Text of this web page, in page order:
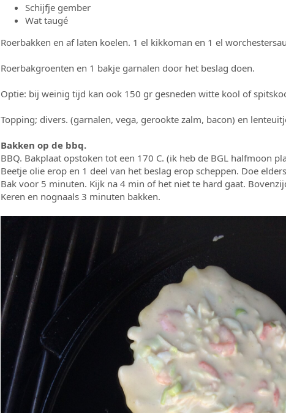
Schijfje gember
Wat taugé
Roerbakken en af laten koelen. 1 el kikkoman en 1 el
Roerbakgroenten en 1 bakje garnalen door het beslag doen.
Optie: bij weinig tijd kan ook 150 gr gesneden witte kool of
Topping; divers. (garnalen, vega, gerookte zalm, bacon) en
Bakken op de bbq.
BBQ. Bakplaat opstoken tot een 170 C. (ik heb de BGL halfmoon
Beetje olie erop en 1 deel van het beslag erop scheppen. Doe
Bak voor 5 minuten. Kijk na 4 min of het niet te hard gaat.
Keren en nognaals 3 minuten bakken.